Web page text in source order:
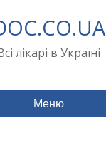
лікарі в Україні
Меню